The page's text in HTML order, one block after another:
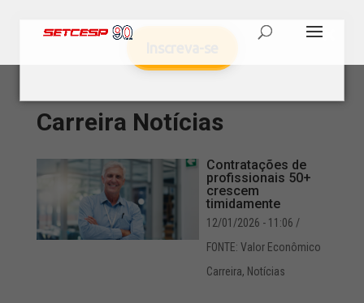
Carreira Notícias
Contratações de
profissionais 50+
crescem
timidamente
12/01/2026 - 11:06 /
FONTE: Valor Econômico
Carreira, Notícias